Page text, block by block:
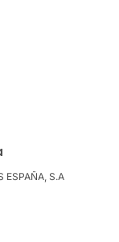
ESPAÑA, S.A